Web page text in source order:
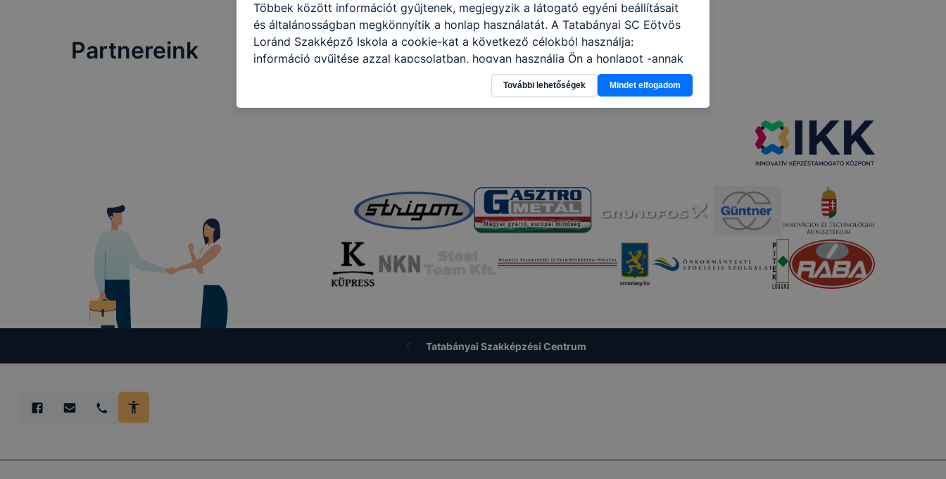
Partnereink
Tatabányai Szakképzési Centrum
Többek között információt gyűjtenek, megjegyzik a látogató egyéni beállításait
és általánosságban megkönnyítik a honlap használatát. A Tatabányai SC Eötvös
Loránd Szakképző Iskola a cookie-kat a következő célokból használja:
információ gyűjtése azzal kapcsolatban, hogyan használja Ön a honlapot -annak
felmérésével, hogy a honlap melyik részeit látogatja, vagy használja leginkább,
így megtudhatjuk, hogyan biztosítsunk Önnek még jobb felhasználói élményt, ha
ismét meglátogatja oldalunkat, honlap fejlesztése. Hogyan ellenőrizheti és hogyan
folyamatainak megkönnyítése vagy lehetővé tétele, a cookie-k alkalmazásának
megakadályozása vagy törlése által előfordulhat, hogy felhasználóink nem
lesznek képesek honlapunk funkcióinak teljes körű használatára, vagy a honlap a
tervezettől eltérően fog működni böngészőjében.
További lehetőségek Mindet elfogadom